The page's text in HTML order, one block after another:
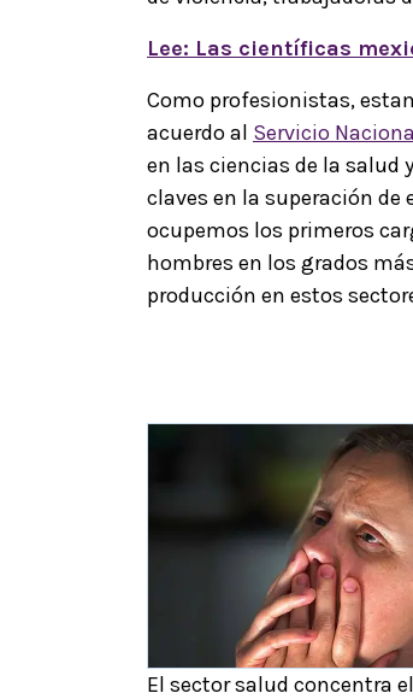
Lee: Las científicas
Como profesionistas,
acuerdo al Servicio
en las ciencias de la salud
claves en la superación
ocupemos los primeros
hombres en los grados
producción en estos
El sector salud concentra